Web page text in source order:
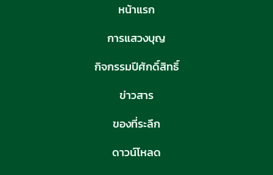
หน้าแรก
การแสวงบุญ
กิจกรรมปีศักดิ์สิทธิ์
ข่าวสาร
ของที่ระลึก
ดาวน์โหลด